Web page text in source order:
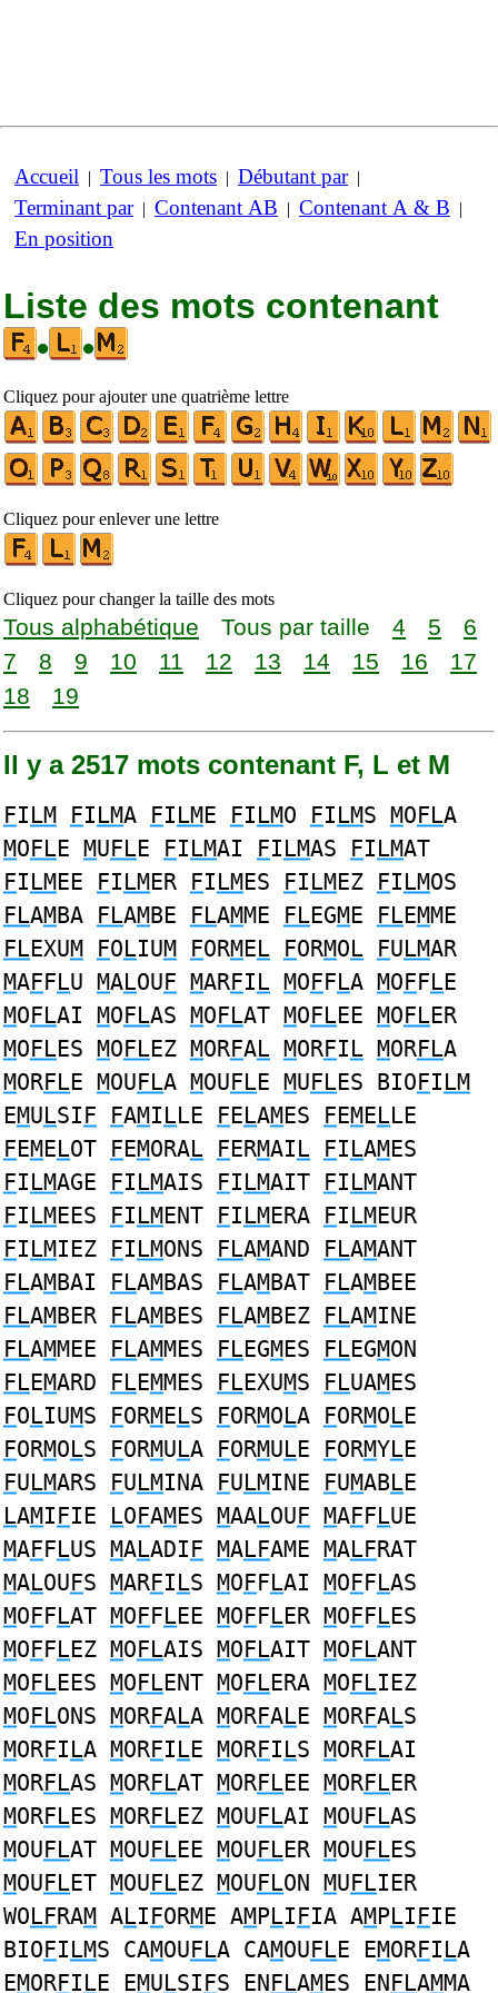
Accueil | Tous les mots | Débutant par|
Terminant par| Contenant AB | Contenant A & B |
En position
Liste des mots contenant
•
•
Cliquez pour ajouter une quatrième lettre
Cliquez pour enlever une lettre
Cliquez pour changer la taille des mots
Tous alphabétique Tous par taille 4 5
6
7
8 9 10 11 12 13 14 15 16
17
18
19
Il y a 2517 mots contenant F, L et M
FILM FILMA FILME FILMO FILMS MOFLA
MOFLE MUFLE FILMAI FILMAS FILMAT
FILMEE FILMER FILMES FILMEZ FILMOS
FLAMBA FLAMBE FLAMME FLEGME FLEMME
FLEXUM FOLIUM FORMEL FORMOL FULMAR
MAFFLU MALOUF MARFIL MOFFLA MOFFLE
MOFLAI MOFLAS MOFLAT MOFLEE MOFLER
MOFLES MOFLEZ MORFAL MORFIL MORFLA
MORFLE MOUFLA MOUFLE MUFLES BIOFILM
EMULSIF FAMILLE FELAMES FEMELLE
FEMELOT FEMORAL FERMAIL FILAMES
FILMAGE FILMAIS FILMAIT FILMANT
FILMEES FILMENT FILMERA FILMEUR
FILMIEZ FILMONS FLAMAND FLAMANT
FLAMBAI FLAMBAS FLAMBAT FLAMBEE
FLAMBER FLAMBES FLAMBEZ FLAMINE
FLAMMEE FLAMMES FLEGMES FLEGMON
FLEMARD FLEMMES FLEXUMS FLUAMES
FOLIUMS FORMELS FORMOLA FORMOLE
FORMOLS FORMULA FORMULE FORMYLE
FULMARS FULMINA FULMINE FUMABLE
LAMIFIE LOFAMES MAALOUF MAFFLUE
MAFFLUS MALADIF MALFAME MALFRAT
MALOUFS MARFILS MOFFLAI MOFFLAS
MOFFLAT MOFFLEE MOFFLER MOFFLES
MOFFLEZ MOFLAIS MOFLAIT MOFLANT
MOFLEES MOFLENT MOFLERA MOFLIEZ
MOFLONS MORFALA MORFALE MORFALS
MORFILA MORFILE MORFILS MORFLAI
MORFLAS MORFLAT MORFLEE MORFLER
MORFLES MORFLEZ MOUFLAI MOUFLAS
MOUFLAT MOUFLEE MOUFLER MOUFLES
MOUFLET MOUFLEZ MOUFLON MUFLIER
WOLFRAM ALIFORME AMPLIFIA AMPLIFIE
BIOFILMS CAMOUFLA CAMOUFLE EMORFILA
EMORFILE EMULSIFS ENFLAMES ENFLAMMA